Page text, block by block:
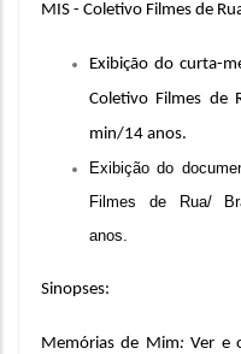
MIS - Coletivo Filmes de
Exibição do curta-
Coletivo Filmes de
min/14 anos.
Exibição do
Filmes de Rua/
anos.
Sinopses:
Memórias de Mim:Ver e